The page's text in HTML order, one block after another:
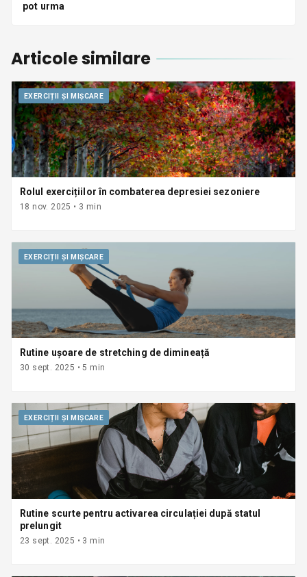
pot urma
Articole similare
EXERCIȚII ȘI MIȘCARE
Rolul exercițiilor în combaterea depresiei sezoniere
18 nov. 2025 • 3 min
EXERCIȚII ȘI MIȘCARE
Rutine ușoare de stretching de dimineață
30 sept. 2025 •5 min
EXERCIȚII ȘI MIȘCARE
Rutine scurte pentru activarea circulației după statul
prelungit
23 sept. 2025 • 3 min